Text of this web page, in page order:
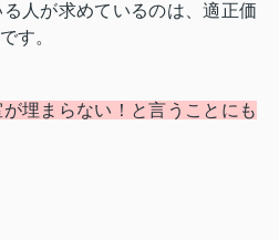
人が求めているのは、適正価
す。
埋まらない！と言うことにも